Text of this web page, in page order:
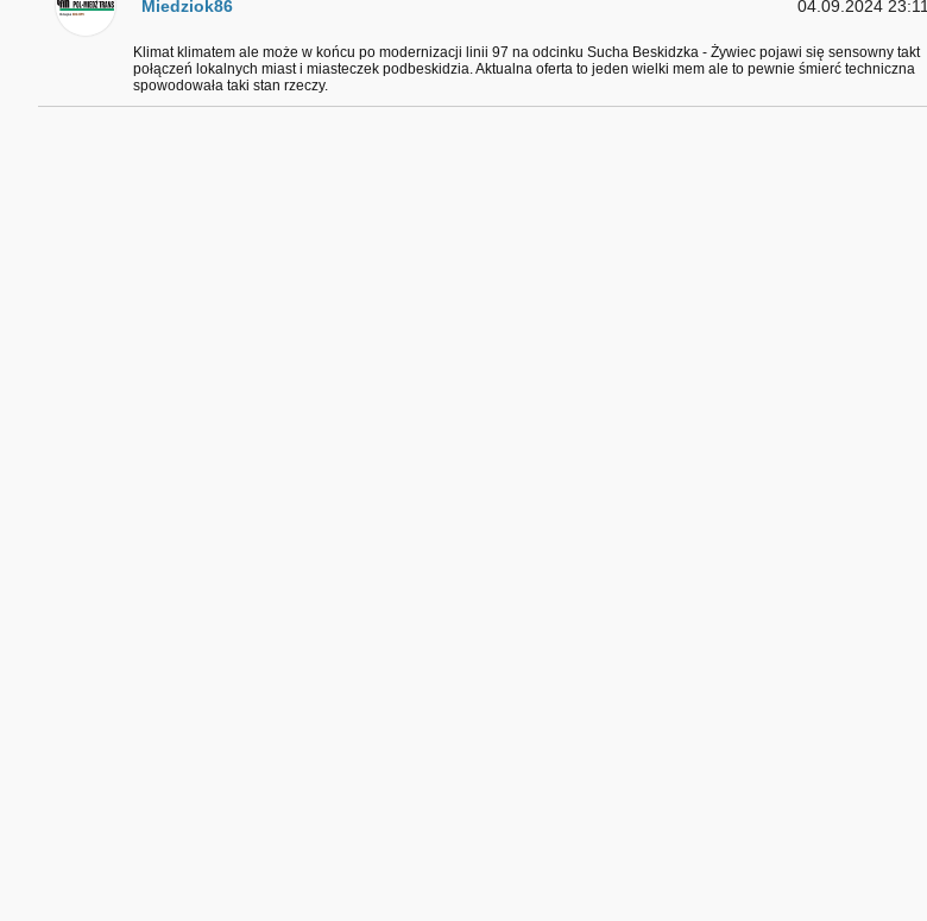
Miedziok86 04.09.2024 23:11
Klimat klimatem ale może w końcu po modernizacji linii 97 na odcinku Sucha Beskidzka - Żywiec pojawi się sensowny takt
połączeń lokalnych miast i miasteczek podbeskidzia. Aktualna oferta to jeden wielki mem ale to pewnie śmierć techniczna
spowodowała taki stan rzeczy.